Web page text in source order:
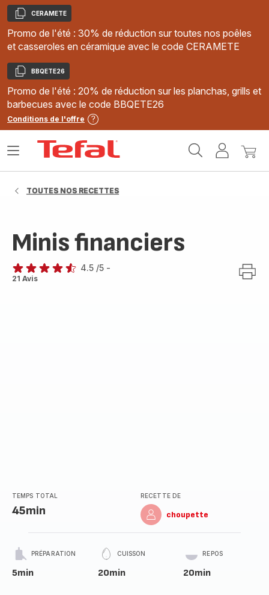
Copier
CERAMETE
Promo de l'été : 30% de réduction sur toutes nos poêles
et casseroles en céramique avec le code CERAMETE
Copier
BBQETE26
Promo de l'été : 20% de réduction sur les planchas, grills et
barbecues avec le code BBQETE26
Conditions de l'offre
MonMon
Ouvrir
TOUTES NOS RECETTES
Minis financiers
ratings.4.5
4.5 /5 -
21 Avis
TEMPS TOTAL
45min
RECETTE DE
choupette
PRÉPARATION
5min
CUISSON
20min
REPOS
20min